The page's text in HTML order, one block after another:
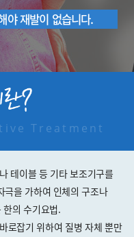
야재발이 없습니다.
Treatment
테이블 등 기타 보조기구를
극을 가하여 인체의 구조나
한의 수기요법.
로잡기 위하여 질병 자체 뿐만